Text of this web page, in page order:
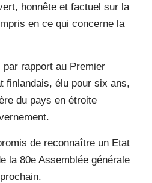
honnête et factuel sur la
en ce qui concerne la
rapport au Premier
finlandais, élu pour six ans,
du pays en étroite
de reconnaître un Etat
la 80e Assemblée générale